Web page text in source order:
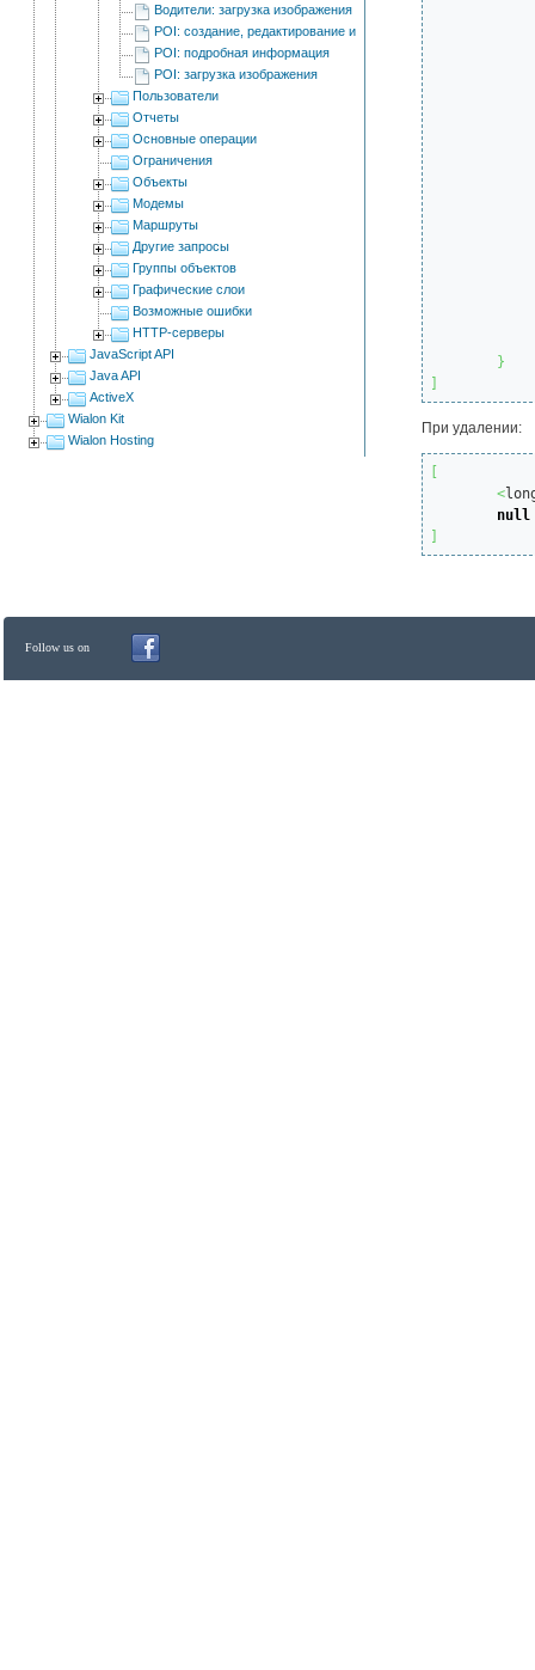
Водители: загрузка изображения
POI: создание, редактирование и удаление
POI: подробная информация
POI: загрузка изображения
Пользователи
Отчеты
Основные операции
Ограничения
Объекты
Модемы
Маршруты
Другие запросы
Группы объектов
Графические слои
Возможные ошибки
HTTP-серверы
JavaScript API
Java API
ActiveX
Wialon Kit
Wialon Hosting
}
При удалении:
<
null
Follow us on